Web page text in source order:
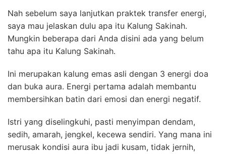
Nah sebelum saya lanjutkan praktek transfer energi,
saya mau jelaskan dulu apa itu Kalung Sakinah.
Mungkin beberapa dari Anda disini ada yang belum
tahu apa itu Kalung Sakinah.
Ini merupakan kalung emas asli dengan 3 energi doa
dan buka aura. Energi pertama adalah membantu
membersihkan batin dari emosi dan energi negatif.
Istri yang diselingkuhi, pasti menyimpan dendam,
sedih, amarah, jengkel, kecewa sendiri. Yang mana ini
merusak kondisi aura ibu jadi kusam, tidak jernih,